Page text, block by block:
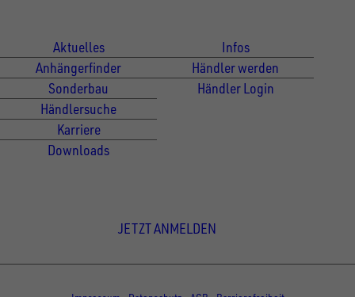
Aktuelles
Anhängerfinder
Sonderbau
Händlersuche
Karriere
Downloads
Infos
Händler werden
Händler Login
JETZT ANMELDEN